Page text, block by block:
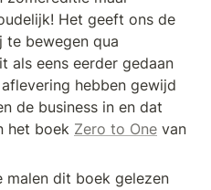
Het geeft ons de
te bewegen qua
als eens eerder gedaan
hebben gewijd
de business in en dat
het boek Zero to One van
malen dit boek gelezen